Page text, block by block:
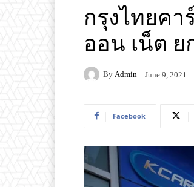
กรุงไทยคา
ออน เน็ต
By Admin June 9, 2021
Facebook